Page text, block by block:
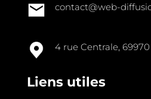
contact@web-
4 rue Centrale,
Liens utiles